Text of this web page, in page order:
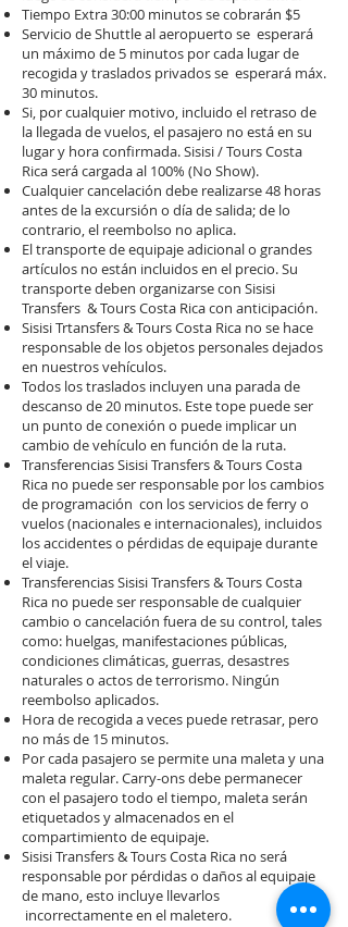
Tiempo Extra 30:00 minutos se cobrarán $5
Servicio de Shuttle al aeropuerto se esperará
un máximo de 5 minutos por cada lugar de
recogida y traslados privados se esperará máx.
30 minutos.
Si, por cualquier motivo, incluido el retraso de
la llegada de vuelos, el pasajero no está en su
lugar y hora confirmada. Sisisi / Tours Costa
Rica será cargada al 100% (No Show).
Cualquier cancelación debe realizarse 48 horas
antes de la excursión o día de salida; de lo
contrario, el reembolso no aplica.
El transporte de equipaje adicional o grandes
artículos no están incluidos en el precio. Su
transporte deben organizarse con Sisisi
Transfers & Tours Costa Rica con anticipación.
Sisisi Trtansfers & Tours Costa Rica no se hace
responsable de los objetos personales dejados
en nuestros vehículos.
Todos los traslados incluyen una parada de
descanso de 20 minutos. Este tope puede ser
un punto de conexión o puede implicar un
cambio de vehículo en función de la ruta.
Transferencias Sisisi Transfers & Tours Costa
Rica no puede ser responsable por los cambios
de programación con los servicios de ferry o
vuelos (nacionales e internacionales), incluidos
los accidentes o pérdidas de equipaje durante
el viaje.
Transferencias Sisisi Transfers & Tours Costa
Rica no puede ser responsable de cualquier
cambio o cancelación fuera de su control, tales
como: huelgas, manifestaciones públicas,
condiciones climáticas, guerras, desastres
naturales o actos de terrorismo. Ningún
reembolso aplicados.
Hora de recogida a veces puede retrasar, pero
no más de 15 minutos.
Por cada pasajero se permite una maleta y una
maleta regular. Carry-ons debe permanecer
con el pasajero todo el tiempo, maleta serán
etiquetados y almacenados en el
compartimiento de equipaje.
Sisisi Transfers & Tours Costa Rica no será
responsable por pérdidas o daños al equipaje
de mano, esto incluye llevarlos
incorrectamente en el maletero.